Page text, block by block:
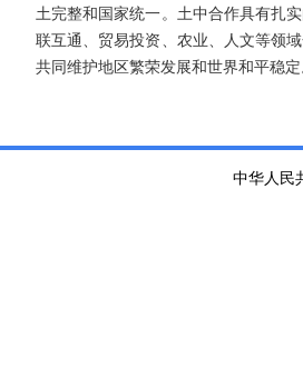
土完整和国家统一。土中合作具有扎
联互通、贸易投资、农业、人文等领
共同维护地区繁荣发展和世界和平稳定
中华人民